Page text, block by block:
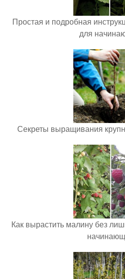
Простая и подробная
для
Секреты выращивания
Как вырастить малину без